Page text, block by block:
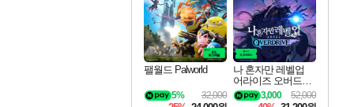
팰월드 Palworld
32,000
5%
나 혼자만 레벨업
어라이즈 오버드라
이브 디럭스 에디션
Solo Leveling Arise
52,000
3,000